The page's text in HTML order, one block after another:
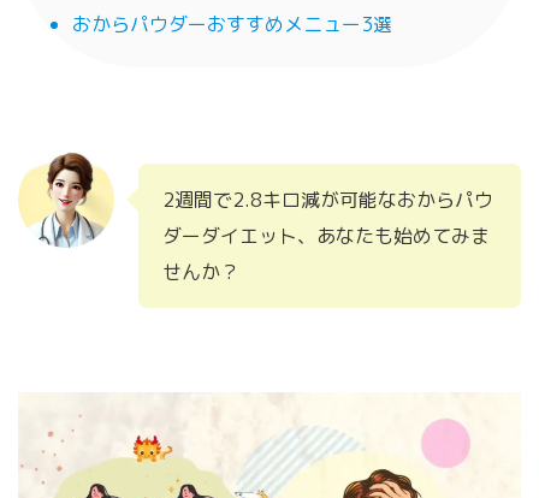
おからパウダーおすすめメニュー3選
2週間で2.8キロ減が可能なおからパウ
ダーダイエット、あなたも始めてみま
せんか？